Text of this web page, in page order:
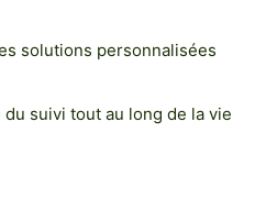
solutions personnalisées
suivi tout au long de la vie